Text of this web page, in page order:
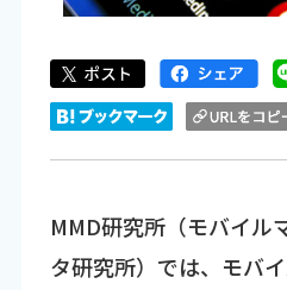
MMD研究所（モバイル
タ研究所）では、モバ